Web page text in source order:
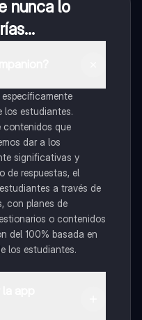
nunca lo
los estudiantes.
contenidos que
dar a los
significativas y
de respuestas, el
a través de
con planes de
o contenidos
del 100% basada en
los estudiantes.